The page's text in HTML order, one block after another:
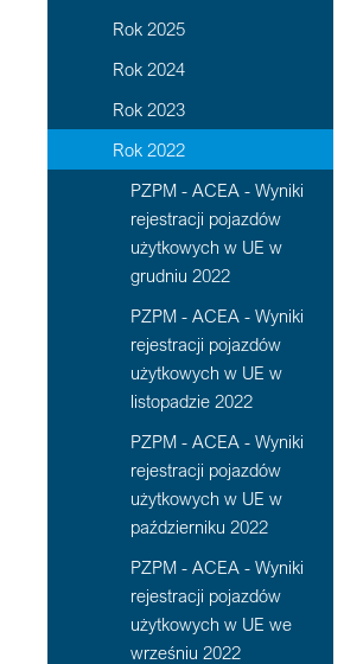
Rok 2025
Rok 2024
Rok 2023
Rok 2022
PZPM - ACEA - Wyniki
rejestracji pojazdów
użytkowych w UE w
grudniu 2022
PZPM - ACEA - Wyniki
rejestracji pojazdów
użytkowych w UE w
listopadzie 2022
PZPM - ACEA - Wyniki
rejestracji pojazdów
użytkowych w UE w
październiku 2022
PZPM - ACEA - Wyniki
rejestracji pojazdów
użytkowych w UE we
wrześniu 2022